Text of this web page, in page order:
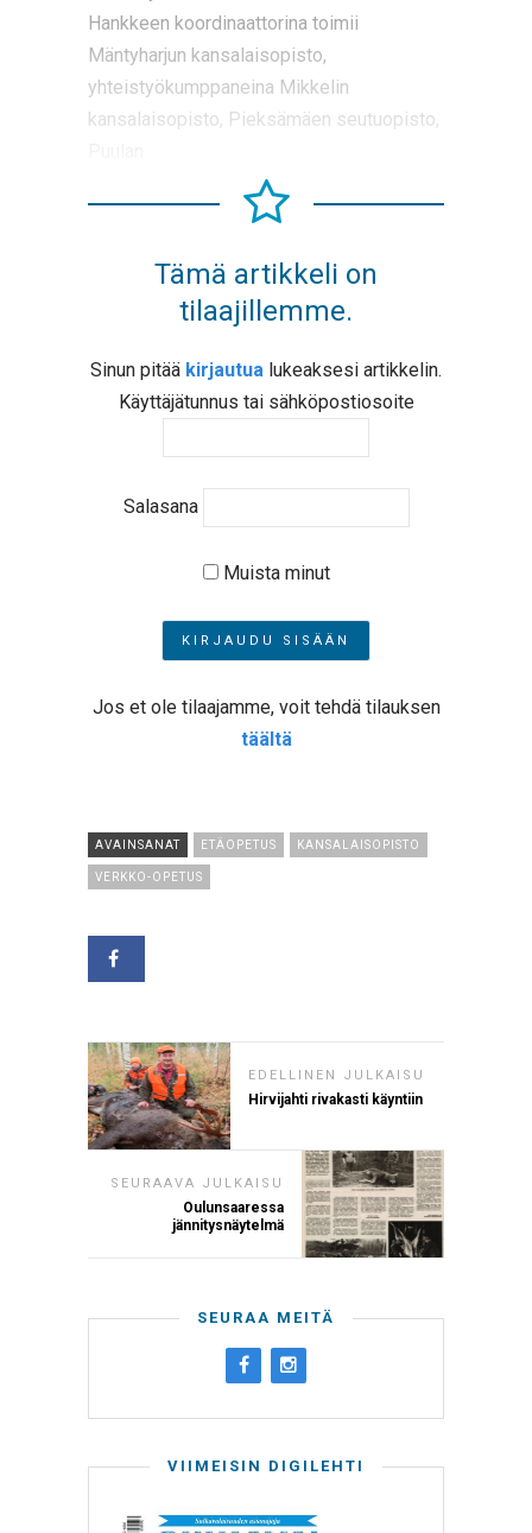
Hankkeen koordinaattorina toimii
Mäntyharjun kansalaisopisto,
yhteistyökumppaneina Mikkelin
kansalaisopisto, Pieksämäen seutuopisto,
Tämä artikkeli on
tilaajillemme.
Sinun pitää kirjautua lukeaksesi artikkelin.
Käyttäjätunnus tai sähköpostiosoite
Salasana
Muista minut
Jos et ole tilaajamme, voit tehdä tilauksen
täältä
AVAINSANAT ETÄOPETUS KANSALAISOPISTO
VERKKO-OPETUS
EDELLINEN JULKAISU
Hirvijahti rivakasti käyntiin
SEURAAVA JULKAISU
Oulunsaaressa
jännitysnäytelmä
SEURAA MEITÄ
VIIMEISIN DIGILEHTI